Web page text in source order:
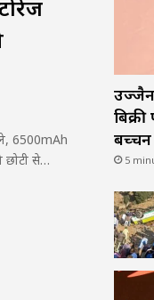
6500mAh
छोटी से…
उज्जैन
बच्चन
5